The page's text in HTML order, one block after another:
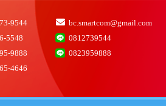
9544
bc.smartcom@gmail.com
5548
0812739544
9888
0823959888
4646